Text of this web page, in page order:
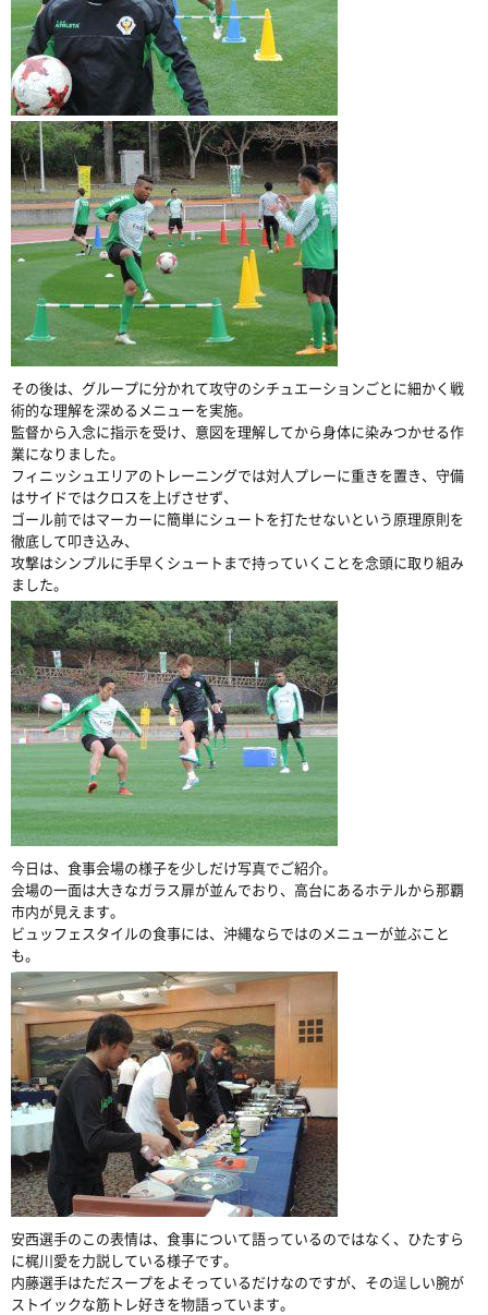
その後は、グループに分かれて攻守のシチュエーションごとに細かく戦
術的な理解を深めるメニューを実施。
監督から入念に指示を受け、意図を理解してから身体に染みつかせる作
業になりました。
フィニッシュエリアのトレーニングでは対人プレーに重きを置き、守備
はサイドではクロスを上げさせず、
ゴール前ではマーカーに簡単にシュートを打たせないという原理原則を
徹底して叩き込み、
攻撃はシンプルに手早くシュートまで持っていくことを念頭に取り組み
ました。
今日は、食事会場の様子を少しだけ写真でご紹介。
会場の一面は大きなガラス扉が並んでおり、高台にあるホテルから那覇
市内が見えます。
ビュッフェスタイルの食事には、沖縄ならではのメニューが並ぶこと
も。
安西選手のこの表情は、食事について語っているのではなく、ひたすら
に梶川愛を力説している様子です。
内藤選手はただスープをよそっているだけなのですが、その逞しい腕が
ストイックな筋トレ好きを物語っています。